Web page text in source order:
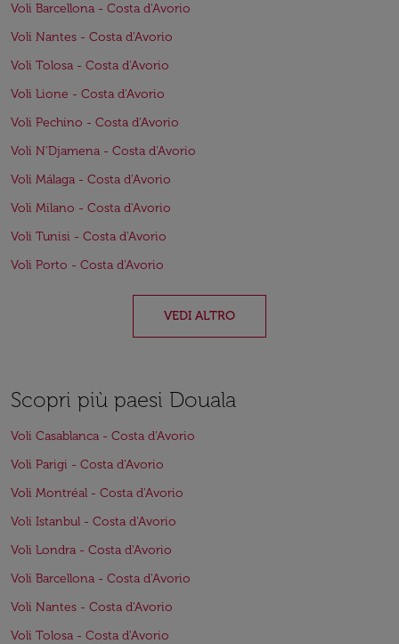
Voli Barcellona - Costa d'Avorio
Voli Nantes - Costa d'Avorio
Voli Tolosa - Costa d'Avorio
Voli Lione - Costa d'Avorio
Voli Pechino - Costa d'Avorio
Voli N'Djamena - Costa d'Avorio
Voli Málaga - Costa d'Avorio
Voli Milano - Costa d'Avorio
Voli Tunisi - Costa d'Avorio
Voli Porto - Costa d'Avorio
VEDI ALTRO
Scopri più paesi Douala
Voli Casablanca - Costa d'Avorio
Voli Parigi - Costa d'Avorio
Voli Montréal - Costa d'Avorio
Voli Istanbul - Costa d'Avorio
Voli Londra - Costa d'Avorio
Voli Barcellona - Costa d'Avorio
Voli Nantes - Costa d'Avorio
Voli Tolosa - Costa d'Avorio